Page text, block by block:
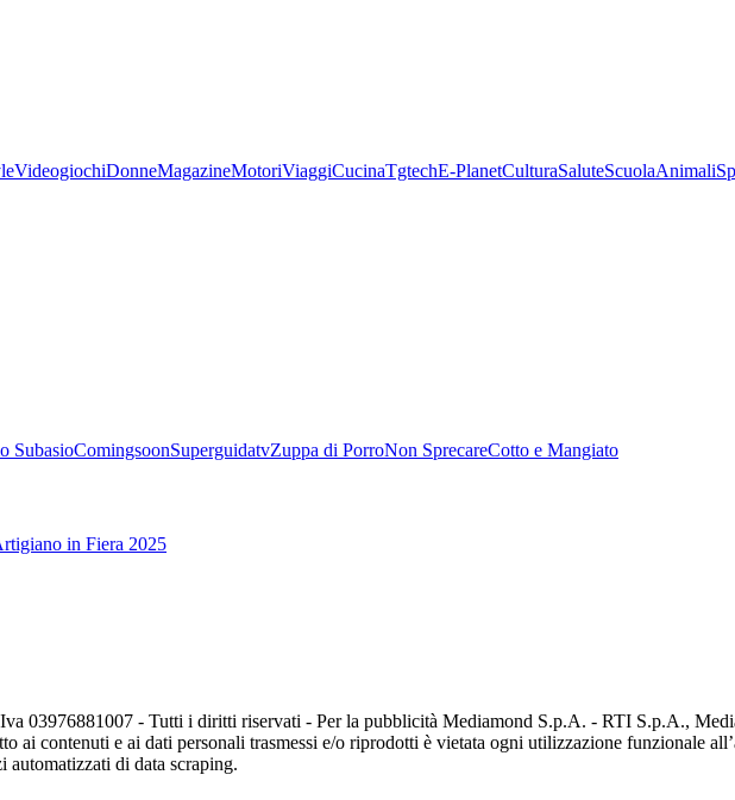
VideogiochiDonneMagazineMotoriViaggiCucinaTgtechE-PlanetCulturaSaluteScuolaAnimali
SubasioComingsoonSuperguidatvZuppa di PorroNon SprecareCotto e Mangiato
in Fiera 2025
03976881007 - Tutti i diritti riservati - Per la pubblicità Mediamond S.p.A. - RTI S.p.A.,
ai contenuti e ai dati personali trasmessi e/o riprodotti è vietata ogni utilizzazione funzionale
automatizzati di data scraping.